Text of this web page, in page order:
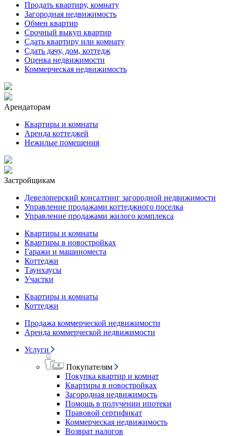
Продать квартиру, комнату
Загородная недвижимость
Обмен квартир
Срочный выкуп квартир
Сдать квартиру или комнату
Сдать дачу, дом, коттедж
Оценка недвижимости
Коммерческая недвижимость
Арендаторам
Квартиры и комнаты
Аренда коттеджей
Нежилые помещения
Застройщикам
Девелоперский консалтинг загородной недвижимости
Управление продажами коттеджного поселка
Управление продажами жилого комплекса
Квартиры и комнаты
Квартиры в новостройках
Гаражи и машиноместа
Коттеджи
Таунхаусы
Участки
Квартиры и комнаты
Коттеджи
Продажа коммерческой недвижимости
Аренда коммерческой недвижимости
Услуги
Покупателям
Покупка квартир и комнат
Квартиры в новостройках
Загородная недвижимость
Помощь в получении ипотеки
Правовой сертификат
Коммерческая недвижимость
Возврат налогов